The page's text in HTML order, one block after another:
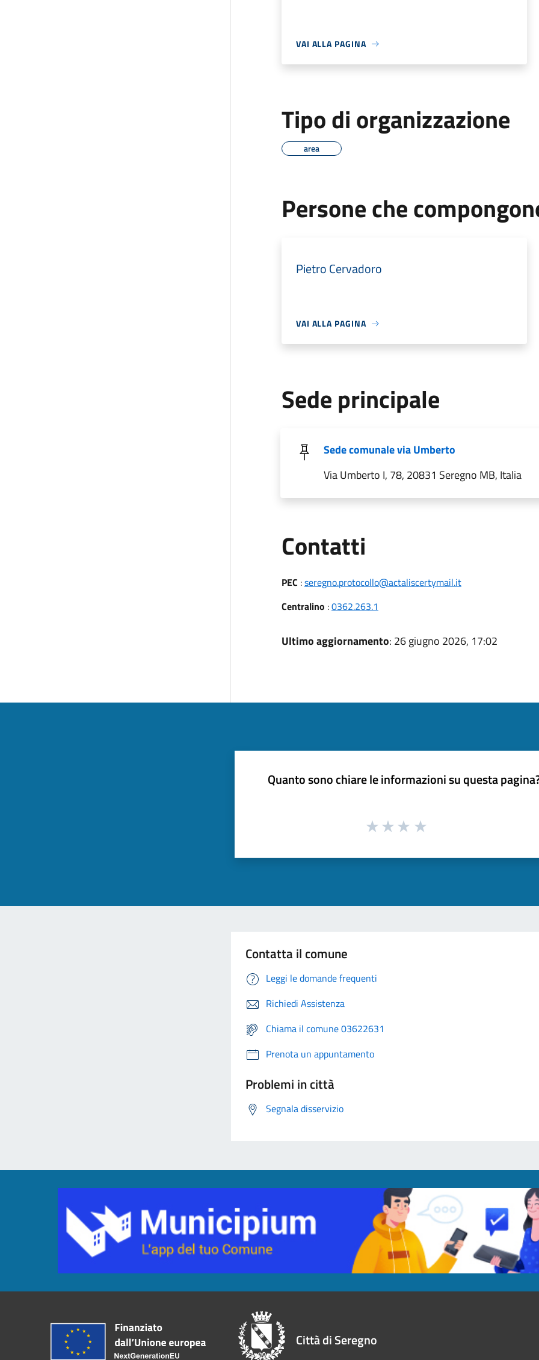
VAI ALLA PAGINA
Tipo di organizzazione
area
Persone che
Pietro Cervadoro
VAI ALLA PAGINA
Sede principale
Sede comunale via Umberto
Via Umberto I, 78, 20831 Seregno MB, Italia
Contatti
PEC :seregno.protocollo@actaliscertymail.it
Centralino :0362.263.1
Ultimo aggiornamento: 26 giugno 2026, 17:02
Quanto sono chiare le informazioni su questa
Contatta il comune
Leggi le domande frequenti
Richiedi Assistenza
Chiama il comune 03622631
Prenota un appuntamento
Problemi in città
Segnala disservizio
Città di Seregno